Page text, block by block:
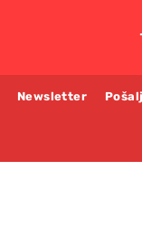
Newsletter